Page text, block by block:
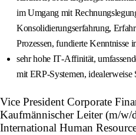
im Umgang mit
Konsolidierungserfahrung,
Prozessen, fundierte Kenntnisse
sehr hohe IT‑Affinität,
mit ERP‑Systemen,
Vice President Corporate
Kaufmännischer Leiter (m/w/
International Human